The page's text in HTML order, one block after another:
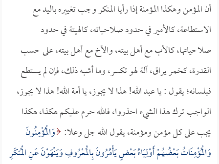
أن المؤمن وهكذا المؤمنة إذا رأيا المنكر وجب تغييره باليد مع
الاستطاعة، كالأمير في حدود صلاحياته، كالهيئة في حدود
صلاحياتها، كالأب مع أهل بيته، والأخ مع أهل بيته، على حسب
القدرة، كخمر يراق، آلة لهو تكسر، وما أشبه ذلك، فإن لم يستطع
فبلسانه؛ يقول : يا عبد الله! هذا لا يجوز، يا أمة الله! هذا لا يجوز،
الواجب ترك هذا الشيء احذروا، فالله حرم عليكم هكذا، هكذا
يجب على كل مؤمن ومؤمنة، يقول الله جل وعلا: وَالْمُؤْمِنُونَ
وَالْمُؤْمِنَاتُ بَعْضُهُمْ أَوْلِيَاءُ بَعْضٍ يَأْمُرُونَ بِالْمَعْرُوفِ وَيَنْهَوْنَ عَنِ الْمُنكَرِ